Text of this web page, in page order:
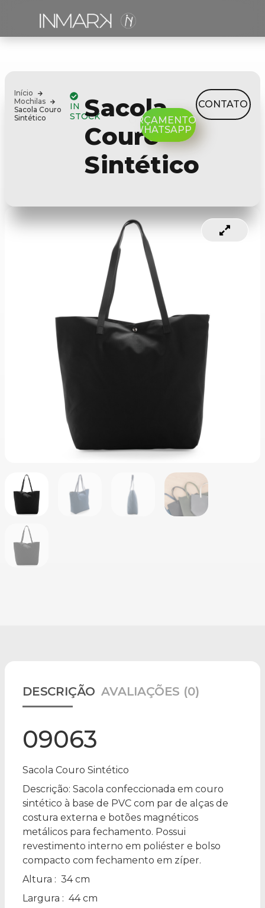
Início
Mochilas
Sacola Couro
Sintético
IN
STOCKSacola
Couro
Sintético
ORÇAMENTO
WHATSAPP
CONTATO
DESCRIÇÃO AVALIAÇÕES (0)
09063
Sacola Couro Sintético
Descrição: Sacola confeccionada em couro
sintético à base de PVC com par de alças de
costura externa e botões magnéticos
metálicos para fechamento. Possui
revestimento interno em poliéster e bolso
compacto com fechamento em zíper.
Altura : 34 cm
Largura : 44 cm